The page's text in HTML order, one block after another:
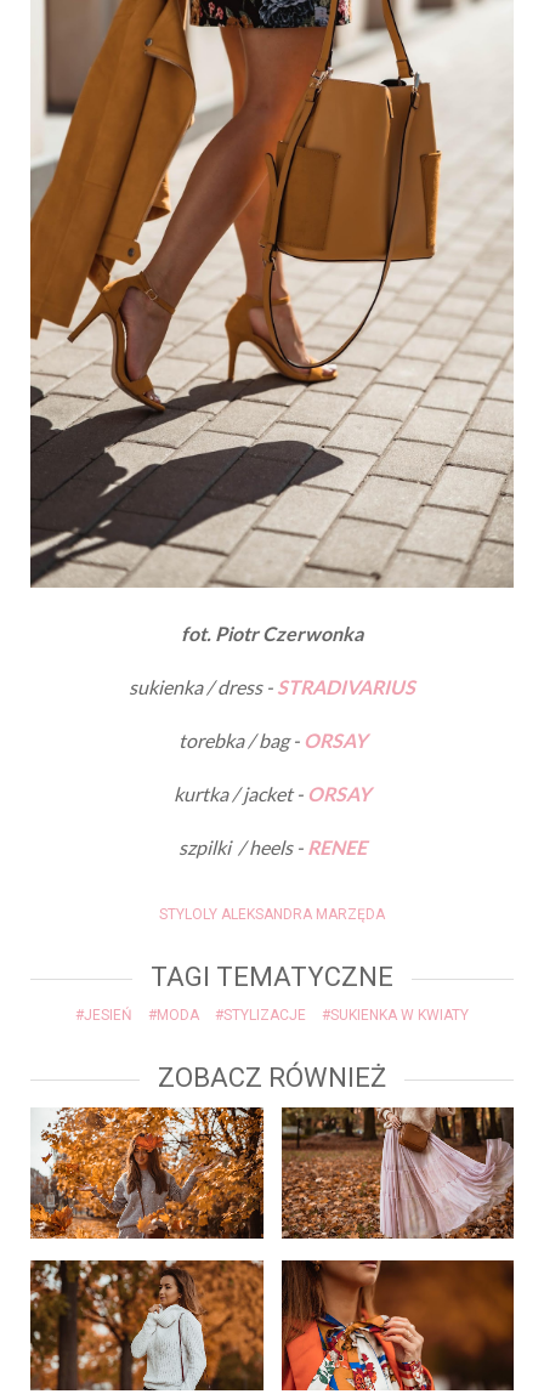
fot. Piotr Czerwonka
sukienka / dress - STRADIVARIUS
torebka / bag - ORSAY
kurtka / jacket - ORSAY
szpilki / heels - RENEE
STYLOLY ALEKSANDRA MARZĘDA
TAGI TEMATYCZNE
#JESIEŃ #MODA #STYLIZACJE #SUKIENKA W KWIATY
ZOBACZ RÓWNIEŻ